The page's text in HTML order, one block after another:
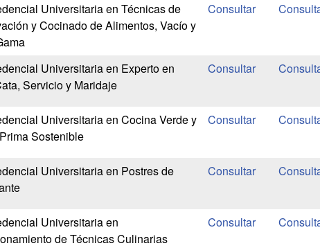
Universitaria en Técnicas de
y Cocinado de Alimentos, Vacío y
Universitaria en Experto en
Servicio y Maridaje
Universitaria en Cocina Verde y
Sostenible
Universitaria en Postres de
Universitaria en
de Técnicas Culinarias